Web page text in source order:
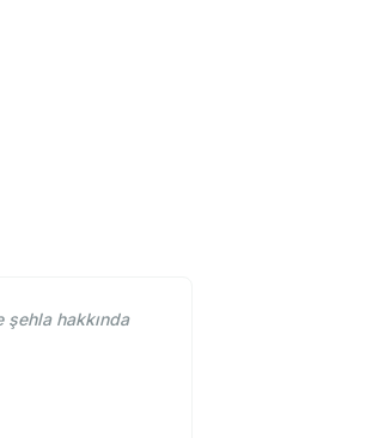
şehla hakkında